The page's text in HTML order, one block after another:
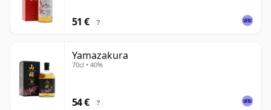
51 € ?
Yamazakura
70cl • 40%
54 € ?